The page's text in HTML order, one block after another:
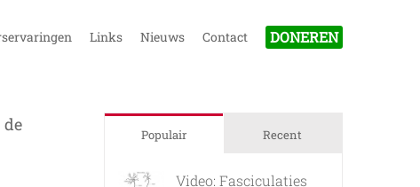
Links Nieuws Contact DONEREN
Populair Recent
Video: Fasciculaties